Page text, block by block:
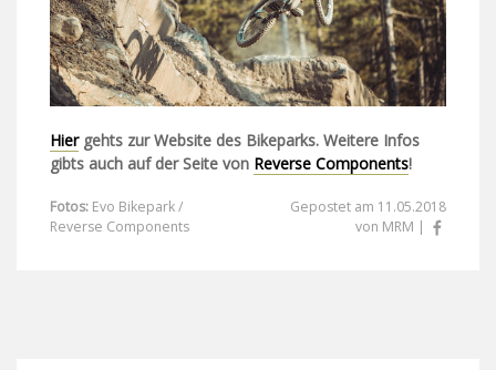
Hiergehts zur Website des Bikeparks. Weitere Infos
gibts auch auf der Seite von Reverse Components!
Fotos: Evo Bikepark /
Reverse Components
Gepostet am 11.05.2018
von MRM |